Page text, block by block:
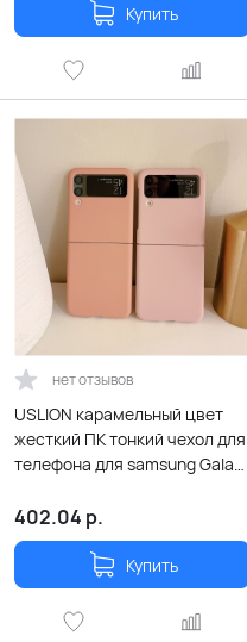
Купить
нет отзывов
USLION карамельный цвет
жесткий ПК тонкий чехол для
телефона для samsung Galaxy
противоударный полный
защитный чехол Coque Funda
402.04 р.
Купить